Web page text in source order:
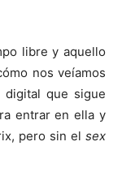
libre y aquello
nos veíamos
digital que sigue
entrar en ella y
pero sin el sex